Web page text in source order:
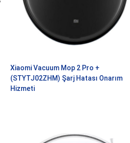
Xiaomi Vacuum Mop 2 Pro +
(STYTJ02ZHM) Şarj Hatası Onarım
Hizmeti